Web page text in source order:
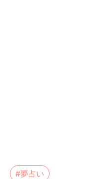
#夢占い